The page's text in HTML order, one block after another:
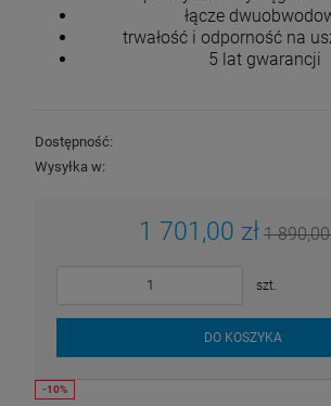
łącze
trwałość i odporność na
5 lat gwarancji
Dostępność:
Wysyłka w:
1 701,00 zł 1 890,00
szt.
DO KOSZYKA